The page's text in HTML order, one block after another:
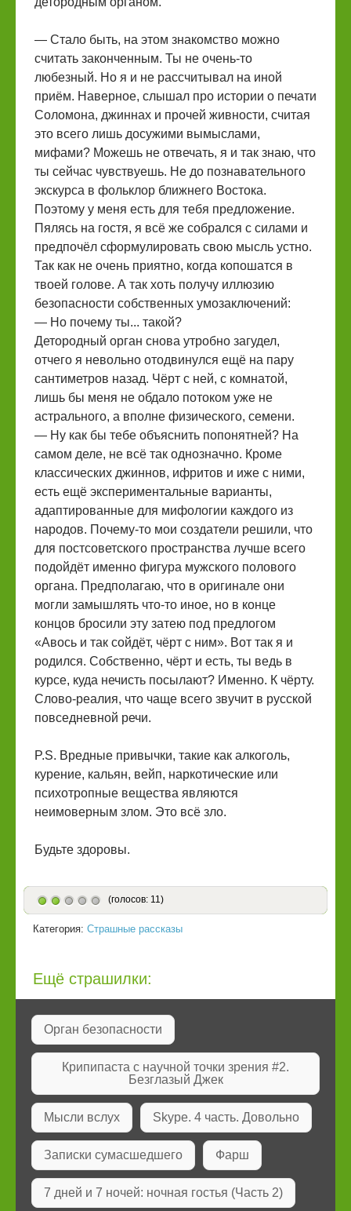
— Стало быть, на этом знакомство можно
считать законченным. Ты не очень-то
любезный. Но я и не рассчитывал на иной
приём. Наверное, слышал про истории о печати
Соломона, джиннах и прочей живности, считая
это всего лишь досужими вымыслами,
мифами? Можешь не отвечать, я и так знаю, что
ты сейчас чувствуешь. Не до познавательного
экскурса в фольклор ближнего Востока.
Поэтому у меня есть для тебя предложение.
Пялясь на гостя, я всё же собрался с силами и
предпочёл сформулировать свою мысль устно.
Так как не очень приятно, когда копошатся в
твоей голове. А так хоть получу иллюзию
безопасности собственных умозаключений:
— Но почему ты... такой?
Детородный орган снова утробно загудел,
отчего я невольно отодвинулся ещё на пару
сантиметров назад. Чёрт с ней, с комнатой,
лишь бы меня не обдало потоком уже не
астрального, а вполне физического, семени.
— Ну как бы тебе объяснить попонятней? На
самом деле, не всё так однозначно. Кроме
классических джиннов, ифритов и иже с ними,
есть ещё экспериментальные варианты,
адаптированные для мифологии каждого из
народов. Почему-то мои создатели решили, что
для постсоветского пространства лучше всего
подойдёт именно фигура мужского полового
органа. Предполагаю, что в оригинале они
могли замышлять что-то иное, но в конце
концов бросили эту затею под предлогом
«Авось и так сойдёт, чёрт с ним». Вот так я и
родился. Собственно, чёрт и есть, ты ведь в
курсе, куда нечисть посылают? Именно. К чёрту.
Слово-реалия, что чаще всего звучит в русской
повседневной речи.
P.S. Вредные привычки, такие как алкоголь,
курение, кальян, вейп, наркотические или
психотропные вещества являются
неимоверным злом. Это всё зло.
Будьте здоровы.
(голосов: 11)
Категория: Страшные рассказы
Ещё страшилки:
Орган безопасности
Крипипаста с научной точки зрения #2.
Безглазый Джек
Мысли вслух Skype. 4 часть. Довольно
Записки сумасшедшего Фарш
7 дней и 7 ночей: ночная гостья (Часть 2)